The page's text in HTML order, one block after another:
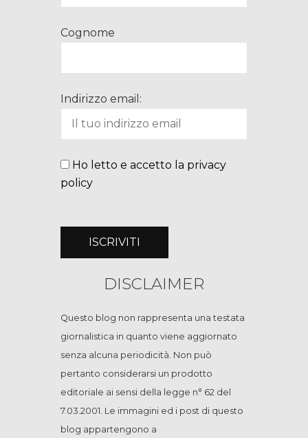
Cognome
Indirizzo email:
Ho letto e accetto la privacy
policy
DISCLAIMER
Questo blog non rappresenta una testata
giornalistica in quanto viene aggiornato
senza alcuna periodicità. Non può
pertanto considerarsi un prodotto
editoriale ai sensi della legge n° 62 del
7.03.2001. Le immagini ed i post di questo
blog appartengono a